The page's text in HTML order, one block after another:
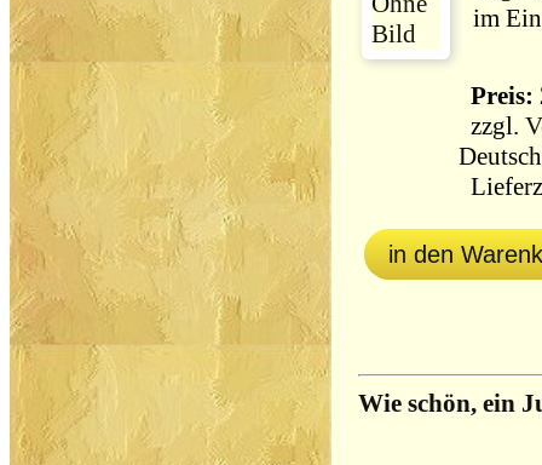
im
Preis:
zzgl.
in den
Wie schön, ein